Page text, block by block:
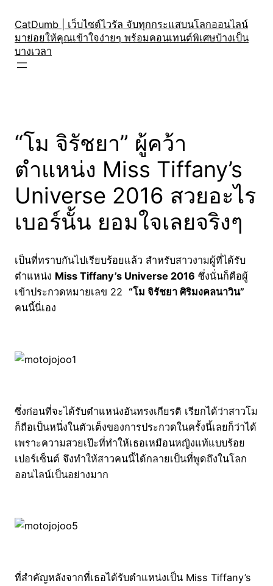
content
CatDumb | เว็บไซต์ไวรัล จับทุกกระแสบนโลกออนไลน์
มาย่อยให้คุณเข้าใจง่ายๆ พร้อมคอนเทนต์พิเศษบ้างเป็น
บางเวลา
“โม จิรัชยา” ผู้คว้า
ตำแหน่ง Miss Tiffany’s
Universe 2016 สวยอะไร
เบอร์นั้น ยอมใจเลยจริงๆ
เป็นที่ทราบกันไปเรียบร้อยแล้ว สำหรับสาวงามผู้ที่ได้รับ
ตำแหน่ง Miss Tiffany’s Universe 2016 ซึ่งนั่นก็คือผู้
เข้าประกวดหมายเลข 22 “โม จิรัชยา ศิริมงคลนาวิน”
คนนี้นี่เอง
ซึ่งก่อนที่จะได้รับตำแหน่งอันทรงเกียรติ เรียกได้ว่าสาวโม
ก็ถือเป็นหนึ่งในตัวเต็งของการประกวดในครั้งนี้เลยก็ว่าได้
เพราะความสวยเป๊ะที่ทำให้เธอเหมือนหญิงแท้แบบร้อย
เปอร์เซ็นต์ จึงทำให้สาวคนนี้ได้กลายเป็นที่พูดถึงในโลก
ออนไลน์เป็นอย่างมาก
ที่สำคัญหลังจากที่เธอได้รับตำแหน่งเป็น Miss Tiffany’s